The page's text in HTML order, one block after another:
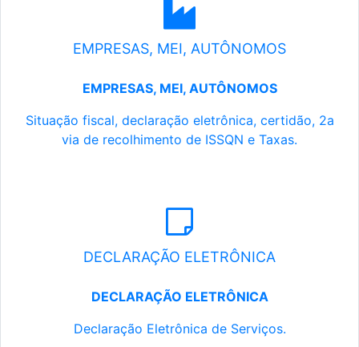
EMPRESAS, MEI, AUTÔNOMOS
EMPRESAS, MEI, AUTÔNOMOS
Situação fiscal, declaração eletrônica, certidão, 2a
via de recolhimento de ISSQN e Taxas.
DECLARAÇÃO ELETRÔNICA
DECLARAÇÃO ELETRÔNICA
Declaração Eletrônica de Serviços.